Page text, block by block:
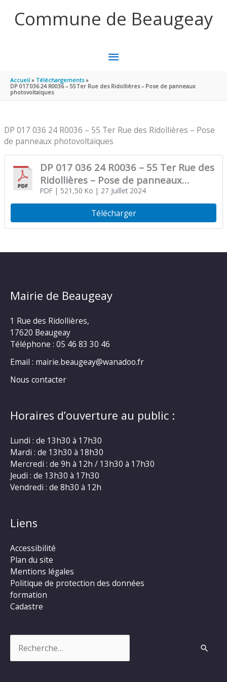
Commune de Beaugeay
MENU
PRINCIPAL
Accueil
Téléchargements
DP 017 036 24 R0036 – 55 Ter Rue des Ridollières – Pose de panneaux
photovoltaïques
DP 017 036 24 R0036 – 55 Ter Rue des Ridollières – Pose
de panneaux photovoltaïques
DP 017 036 24 R0036 – 55 Ter Rue des
Ridollières – Pose de panneaux
photovoltaïques
PDF| 521,50 Ko | 27 Juillet 2024
Télécharger
Mairie de Beaugeay
1 Rue des Ridollières,
17620 Beaugeay
Téléphone : 05 46 83 30 46
Email : mairie.beaugeay@wanadoo.fr
Nous contacter
Horaires d’ouverture au public :
Lundi : de 13h30 à 17h30
Mardi : de 13h30 à 18h30
Mercredi : de 9h à 12h / 13h30 à 17h30
Jeudi : de 13h30 à 17h30
Vendredi : de 8h30 à 12h
Liens
Accessibilité
Plan du site
Mentions légales
Politique de protection des données
formation
Cadastre